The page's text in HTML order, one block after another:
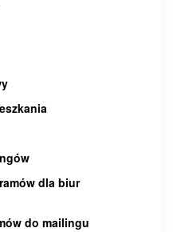
dla biur
do mailingu